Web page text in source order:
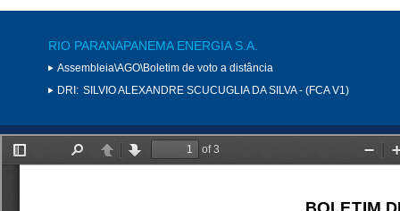
RIO PARANAPANEMA ENERGIA S.A.
Assembleia\AGO\Boletim de voto a distância
DRI: SILVIO ALEXANDRE SCUCUGLIA DA SILVA - (FCA V1)